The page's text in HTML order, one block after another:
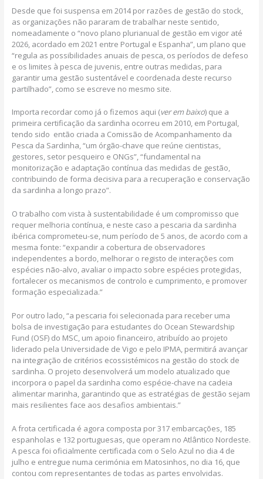
Desde que foi suspensa em 2014 por razões de gestão do stock,
as organizações não pararam de trabalhar neste sentido,
nomeadamente o “novo plano plurianual de gestão em vigor até
2026, acordado em 2021 entre Portugal e Espanha”, um plano que
“regula as possibilidades anuais de pesca, os períodos de defeso
e os limites à pesca de juvenis, entre outras medidas, para
garantir uma gestão sustentável e coordenada deste recurso
partilhado”, como se escreve no mesmo site.
Importa recordar como já o fizemos aqui (ver em baixo) que a
primeira certificação da sardinha ocorreu em 2010, em Portugal,
tendo sido então criada a Comissão de Acompanhamento da
Pesca da Sardinha, “um órgão-chave que reúne cientistas,
gestores, setor pesqueiro e ONGs”, “fundamental na
monitorização e adaptação contínua das medidas de gestão,
contribuindo de forma decisiva para a recuperação e conservação
da sardinha a longo prazo”.
O trabalho com vista à sustentabilidade é um compromisso que
requer melhoria contínua, e neste caso a pescaria da sardinha
ibérica comprometeu-se, num período de 5 anos, de acordo com a
mesma fonte: “expandir a cobertura de observadores
independentes a bordo, melhorar o registo de interações com
espécies não-alvo, avaliar o impacto sobre espécies protegidas,
fortalecer os mecanismos de controlo e cumprimento, e promover
formação especializada.”
Por outro lado, “a pescaria foi selecionada para receber uma
bolsa de investigação para estudantes do Ocean Stewardship
Fund (OSF) do MSC, um apoio financeiro, atribuído ao projeto
liderado pela Universidade de Vigo e pelo IPMA, permitirá avançar
na integração de critérios ecossistémicos na gestão do stock de
sardinha. O projeto desenvolverá um modelo atualizado que
incorpora o papel da sardinha como espécie-chave na cadeia
alimentar marinha, garantindo que as estratégias de gestão sejam
mais resilientes face aos desafios ambientais.”
A frota certificada é agora composta por 317 embarcações, 185
espanholas e 132 portuguesas, que operam no Atlântico Nordeste.
A pesca foi oficialmente certificada com o Selo Azul no dia 4 de
julho e entregue numa cerimónia em Matosinhos, no dia 16, que
contou com representantes de todas as partes envolvidas.